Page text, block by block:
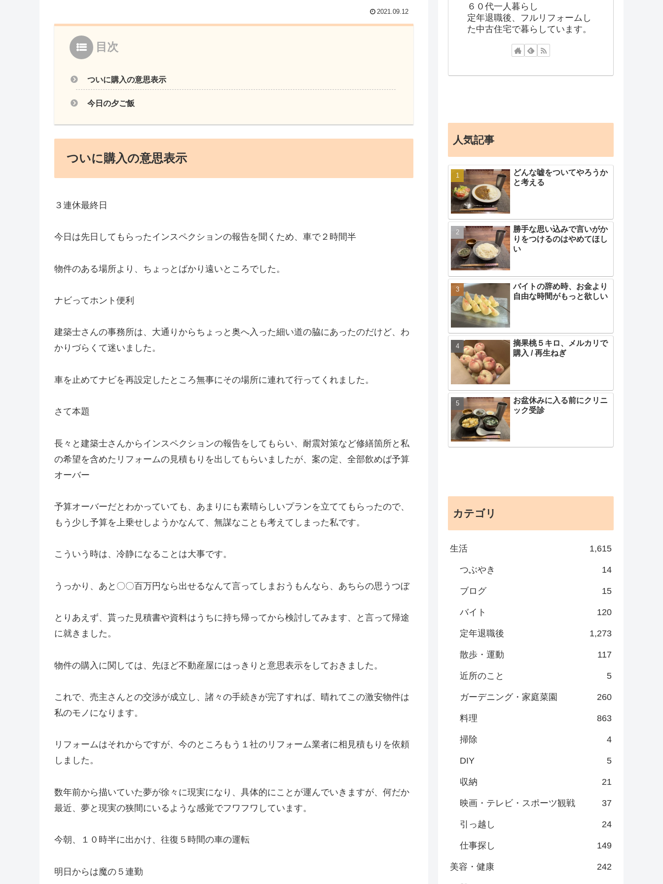
2021.09.12
目次
ついに購入の意思表示
今日の夕ご飯
ついに購入の意思表示
３連休最終日
今日は先日してもらったインスペクションの報告を聞くため、車で２時間半
物件のある場所より、ちょっとばかり遠いところでした。
ナビってホント便利
建築士さんの事務所は、大通りからちょっと奥へ入った細い道の脇にあったのだけど、わ
かりづらくて迷いました。
車を止めてナビを再設定したところ無事にその場所に連れて行ってくれました。
さて本題
長々と建築士さんからインスペクションの報告をしてもらい、耐震対策など修繕箇所と私
の希望を含めたリフォームの見積もりを出してもらいましたが、案の定、全部飲めば予算
オーバー
予算オーバーだとわかっていても、あまりにも素晴らしいプランを立ててもらったので、
もう少し予算を上乗せしようかなんて、無謀なことも考えてしまった私です。
こういう時は、冷静になることは大事です。
うっかり、あと〇〇百万円なら出せるなんて言ってしまおうもんなら、あちらの思うつぼ
とりあえず、貰った見積書や資料はうちに持ち帰ってから検討してみます、と言って帰途
に就きました。
物件の購入に関しては、先ほど不動産屋にはっきりと意思表示をしておきました。
これで、売主さんとの交渉が成立し、諸々の手続きが完了すれば、晴れてこの激安物件は
私のモノになります。
リフォームはそれからですが、今のところもう１社のリフォーム業者に相見積もりを依頼
しました。
数年前から描いていた夢が徐々に現実になり、具体的にことが運んでいきますが、何だか
最近、夢と現実の狭間にいるような感覚でフワフワしています。
今朝、１０時半に出かけ、往復５時間の車の運転
明日からは魔の５連勤
６０代一人暮らし
定年退職後、フルリフォームし
た中古住宅で暮らしています。
人気記事
どんな嘘をついてやろうか
と考える
勝手な思い込みで言いがか
りをつけるのはやめてほし
い
バイトの辞め時、お金より
自由な時間がもっと欲しい
摘果桃５キロ、メルカリで
購入 / 再生ねぎ
お盆休みに入る前にクリニ
ック受診
カテゴリ
生活 1,615
つぶやき 14
ブログ 15
バイト 120
定年退職後 1,273
散歩・運動 117
近所のこと 5
ガーデニング・家庭菜園 260
料理 863
掃除 4
DIY 5
収納 21
映画・テレビ・スポーツ観戦 37
引っ越し 24
仕事探し 149
美容・健康 242